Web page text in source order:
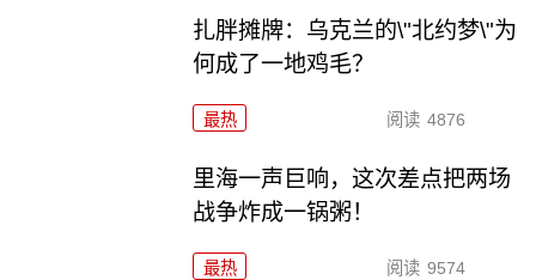
扎胖摊牌：乌克兰的\"北约梦\"为
何成了一地鸡毛？
最热 阅读 4876
里海一声巨响，这次差点把两场
战争炸成一锅粥！
最热 阅读 9574